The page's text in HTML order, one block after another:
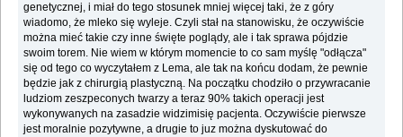
genetycznej, i miał do tego stosunek mniej więcej taki, że z góry
wiadomo, że mleko się wyleje. Czyli stał na stanowisku, że oczywiście
można mieć takie czy inne święte poglądy, ale i tak sprawa pójdzie
swoim torem. Nie wiem w którym momencie to co sam myślę "odłącza"
się od tego co wyczytałem z Lema, ale tak na końcu dodam, że pewnie
będzie jak z chirurgią plastyczną. Na początku chodziło o przywracanie
ludziom zeszpeconych twarzy a teraz 90% takich operacji jest
wykonywanych na zasadzie widzimisię pacjenta. Oczywiście pierwsze
jest moralnie pozytywne, a drugie to juz można dyskutować do